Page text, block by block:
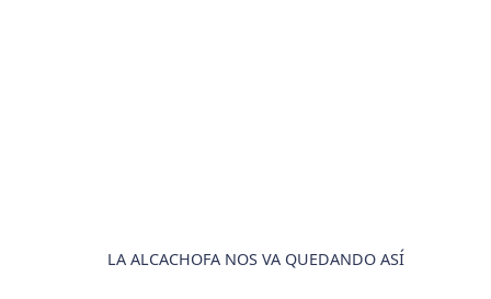
LA ALCACHOFA NOS VA QUEDANDO ASÍ